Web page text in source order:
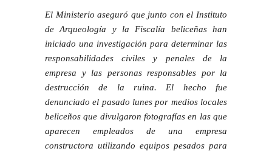
El Ministerio aseguró que junto con el Instituto
de Arqueología y la Fiscalía beliceñas han
iniciado una investigación para determinar las
responsabilidades civiles y penales de la
empresa y las personas responsables por la
destrucción de la ruina. El hecho fue
denunciado el pasado lunes por medios locales
beliceños que divulgaron fotografías en las que
aparecen empleados de una empresa
constructora utilizando equipos pesados para